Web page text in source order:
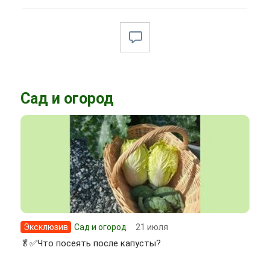
Сад и огород
Эксклюзив Сад и огород 21 июля
🥬✅Что посеять после капусты?